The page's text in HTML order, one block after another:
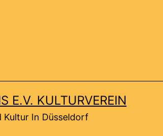
E.V. KULTURVEREIN
Kultur In Düsseldorf